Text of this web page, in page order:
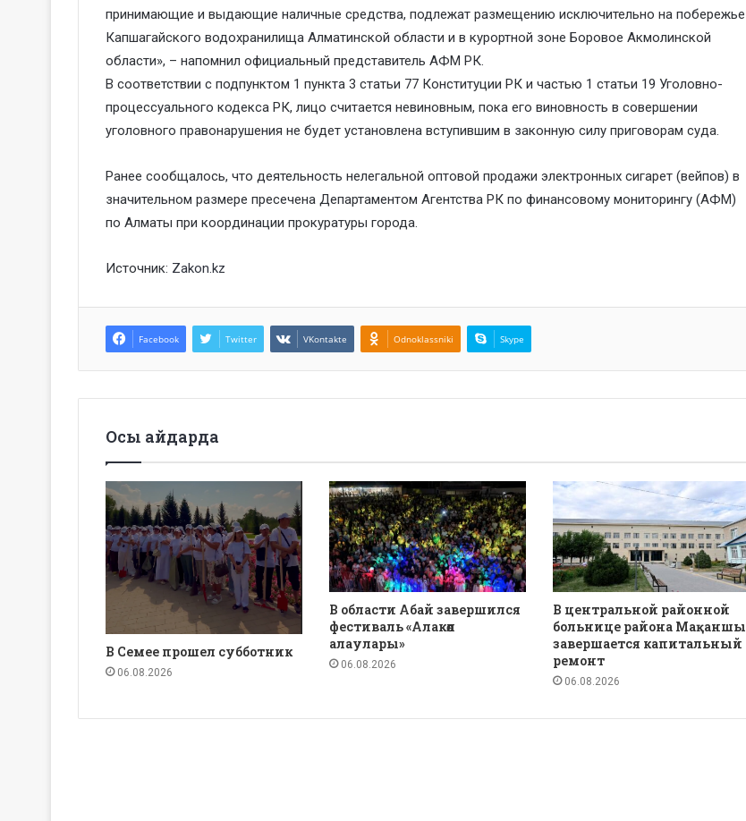
принимающие и выдающие наличные средства, подлежат размещению исключительно на побережье
Капшагайского водохранилища Алматинской области и в курортной зоне Боровое Акмолинской
области», – напомнил официальный представитель АФМ РК.
В соответствии с подпунктом 1 пункта 3 статьи 77 Конституции РК и частью 1 статьи 19 Уголовно-
процессуального кодекса РК, лицо считается невиновным, пока его виновность в совершении
уголовного правонарушения не будет установлена вступившим в законную силу приговорам суда.
Ранее сообщалось, что деятельность нелегальной оптовой продажи электронных сигарет (вейпов) в
значительном размере пресечена Департаментом Агентства РК по финансовому мониторингу (АФМ)
по Алматы при координации прокуратуры города.
Источник: Zakon.kz
Facebook Twitter VKontakte Odnoklassniki Skype
Осы айдарда
В Семее прошел субботник
06.08.2026
В области Абай завершился
фестиваль «Алакөл
алаулары»
06.08.2026
В центральной районной
больнице района Мақаншы
завершается капитальный
ремонт
06.08.2026